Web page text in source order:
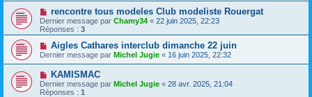
rencontre tous modeles Club modeliste Rouergat
Dernier message par Chamy34 « 22 juin 2025, 22:23
Réponses : 3
Aigles Cathares interclub dimanche 22 juin
Dernier message par Michel Jugie « 16 juin 2025, 22:32
KAMISMAC
Dernier message par Michel Jugie « 28 avr. 2025, 21:04
Réponses : 1